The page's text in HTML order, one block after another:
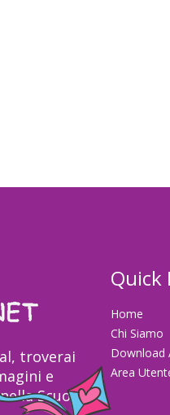
troverai
e
Scuola
Quick
Home
Chi Siamo
Download
Area